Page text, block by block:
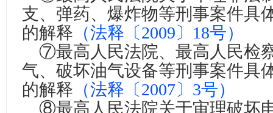
支、弹药、爆炸物等刑事案件具
的解释 （法释〔2009〕18号）
⑦最高人民法院、最高人民检
气、破坏油气设备等刑事案件具
的解释 （法释〔2007〕3号）
⑧最高人民法院关于审理破坏